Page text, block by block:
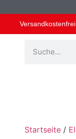
Startseite /